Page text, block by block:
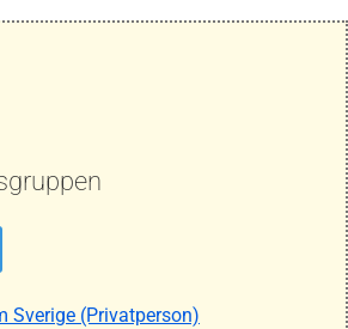
Sverige (Privatperson)